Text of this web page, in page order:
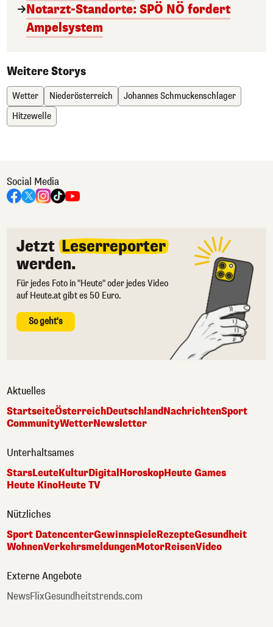
Notarzt-Standorte: SPÖ NÖ fordert
Ampelsystem
Weitere Storys
Wetter Niederösterreich
Johannes Schmuckenschlager
Hitzewelle
Social Media
Jetzt Leserreporter
werden.
Für jedes Foto in "Heute" oder jedes Video
auf Heute.at gibt es 50 Euro.
So geht's
Aktuelles
StartseiteÖsterreichDeutschlandNachrichtenSport
CommunityWetterNewsletter
Unterhaltsames
StarsLeuteKulturDigital HoroskopHeute Games
Heute KinoHeute TV
Nützliches
Sport DatencenterGewinnspieleRezepteGesundheit
WohnenVerkehrsmeldungenMotorReisenVideo
Externe Angebote
NewsFlixGesundheitstrends.com